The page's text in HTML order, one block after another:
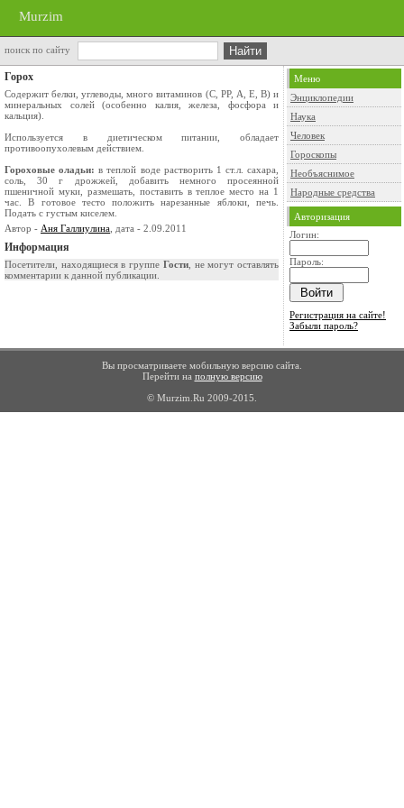
Murzim
поиск по сайту
Горох
Содержит белки, углеводы, много витаминов (С, РР, А, Е, В) и
минеральных солей (особенно калия, железа, фосфора и
кальция).
Используется в диетическом питании, обладает
противоопухолевым действием.
Гороховые оладьи: в теплой воде растворить 1 ст.л. сахара,
соль, 30 г дрожжей, добавить немного просеянной
пшеничной муки, размешать, поставить в теплое место на 1
час. В готовое тесто положить нарезанные яблоки, печь.
Подать с густым киселем.
Автор - Аня Галлиулина , дата - 2.09.2011
Информация
Посетители, находящиеся в группе Гости, не могут оставлять
комментарии к данной публикации.
Меню
Энциклопедии
Наука
Человек
Гороскопы
Необъяснимое
Народные средства
Авторизация
Логин:
Пароль:
Регистрация на сайте!
Забыли пароль?
Вы просматриваете мобильную версию сайта.
Перейти на полную версию
© Murzim.Ru 2009-2015.